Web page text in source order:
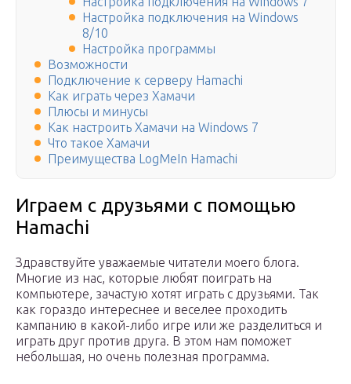
Настройка подключения на Windows
8/10
Настройка программы
Возможности
Подключение к серверу Hamachi
Как играть через Хамачи
Плюсы и минусы
Как настроить Хамачи на Windows 7
Что такое Хамачи
Преимущества LogMeIn Hamachi
Играем с друзьями с помощью
Hamachi
Здравствуйте уважаемые читатели моего блога.
Многие из нас, которые любят поиграть на
компьютере, зачастую хотят играть с друзьями. Так
как гораздо интереснее и веселее проходить
кампанию в какой-либо игре или же разделиться и
играть друг против друга. В этом нам поможет
небольшая, но очень полезная программа.